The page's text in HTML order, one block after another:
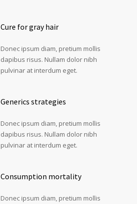
Cure for gray hair
Donec ipsum diam, pretium mollis
dapibus risus. Nullam dolor nibh
pulvinar at interdum eget.
Generics strategies
Donec ipsum diam, pretium mollis
dapibus risus. Nullam dolor nibh
pulvinar at interdum eget.
Consumption mortality
Donec ipsum diam, pretium mollis